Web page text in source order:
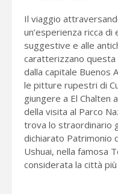
Il viaggio
un’esperienza ricca
suggestive e alle
caratterizzano questa
dalla capitale Buenos
le pitture rupestri di
giungere a El Chalten
della visita al Parco
trova lo straordinario
dichiarato Patrimonio
Ushuai, nella famosa
considerata la città